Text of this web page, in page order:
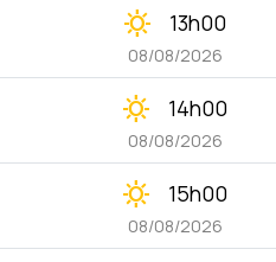
clear_day 13h00
08/08/2026
clear_day 14h00
08/08/2026
clear_day 15h00
08/08/2026